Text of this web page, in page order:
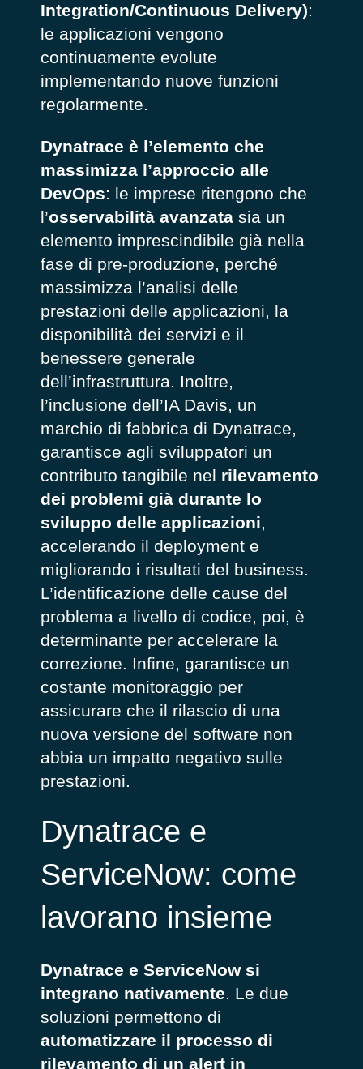
Integration/Continuous Delivery):
le applicazioni vengono
continuamente evolute
implementando nuove funzioni
regolarmente.
Dynatrace è l’elemento che
massimizza l’approccio alle
DevOps: le imprese ritengono che
l’osservabilità avanzatasia un
elemento imprescindibile già nella
fase di pre-produzione, perché
massimizza l’analisi delle
prestazioni delle applicazioni, la
disponibilità dei servizi e il
benessere generale
dell’infrastruttura. Inoltre,
l’inclusione dell’IA Davis, un
marchio di fabbrica di Dynatrace,
garantisce agli sviluppatori un
contributo tangibile nel rilevamento
dei problemi già durante lo
sviluppo delle applicazioni,
accelerando il deployment e
migliorando i risultati del business.
L’identificazione delle cause del
problema a livello di codice, poi, è
determinante per accelerare la
correzione. Infine, garantisce un
costante monitoraggio per
assicurare che il rilascio di una
nuova versione del software non
abbia un impatto negativo sulle
prestazioni.
Dynatrace e
ServiceNow: come
lavorano insieme
Dynatrace e ServiceNow si
integrano nativamente . Le due
soluzioni permettono di
automatizzare il processo di
rilevamento di un alert in